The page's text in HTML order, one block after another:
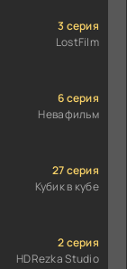
3 серия
LostFilm
6 серия
Невафильм
27 серия
Кубик в кубе
2 серия
HDRezka Studio